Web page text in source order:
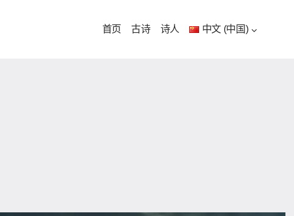
首页 古诗 诗人 中文 (中国)